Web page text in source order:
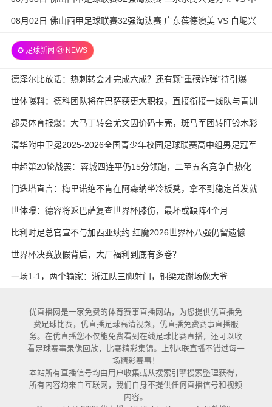
国澳门澳科精英 全场录像
08月02日 佛山西甲足球联赛32强淘汰赛 广东葆德澳美 VS 白坭兴
✪ 足球新闻 ㉔ NEWS
德泽尔比放话：热刺转会才完成六成？还有颗“重磅炸弹”待引爆
世体曝料：德科团队将在巴萨获更大职权，直接衔接一线队与青训
都灵体育报爆：大马丁转会尤文因价码卡壳，斑马军团转盯铃木彩
艳与维卡里奥
清华附中卫冕2025-2026全国青少年校园足球联赛高中组男足冠军
中超第20轮战罢：蓉城四连平仍15分领跑，二至五名竞争白热化
门迭塔直言：梅里诺绝不肯在阿森纳坐冷板凳，拿不到稳定首发就
考虑另寻出路
世体曝：德容将返巴萨复查世界杯膝伤，最坏或缺阵4个月
比利时足总官宣不与加西亚续约 红魔2026世界杯八强仍留遗憾
世界杯决赛放假背后，大厂福利到底有多卷？
一场1-1，两个输家：浙江队三脚射门，铜梁龙谢场像大爷
优直播网是一家免费的体育赛事直播网站，为您提供优直播免
费足球比赛，优直播足球高清视频，优直播免费赛事直播服
务。在优直播您不仅能免费看到在线足球比赛直播，还可以收
看足球赛事录像回放，比赛精彩集锦。上韩k联直播不错过每一
场精彩赛事！
本站所有直播信号均由用户收集或从搜索引擎搜索整理获得，
所有内容均来自互联网，我们自身不提供任何直播信号和视频
内容。